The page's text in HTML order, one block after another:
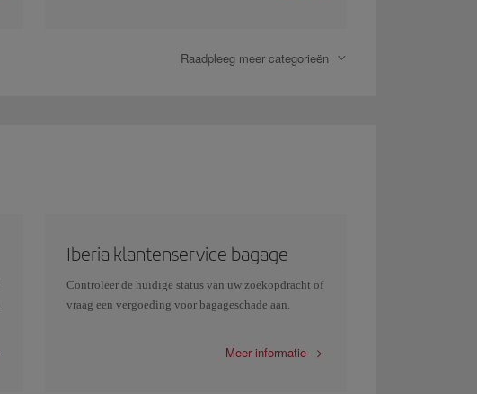
Raadpleeg meer categorieën
Iberia klantenservice bagage
Controleer de huidige status van uw zoekopdracht of
vraag een vergoeding voor bagageschade aan.
Meer informatie